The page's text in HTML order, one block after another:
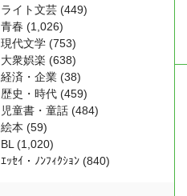
ライト文芸 (449)
青春 (1,026)
現代文学 (753)
大衆娯楽 (638)
経済・企業 (38)
歴史・時代 (459)
児童書・童話 (484)
絵本 (59)
BL (1,020)
ｴｯｾｲ・ﾉﾝﾌｨｸｼｮﾝ (840)